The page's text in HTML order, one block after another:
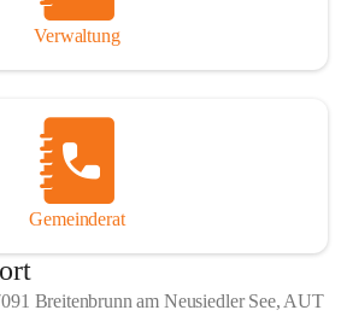
Verwaltung
Gemeinderat
Breitenbrunn am Neusiedler See, AUT